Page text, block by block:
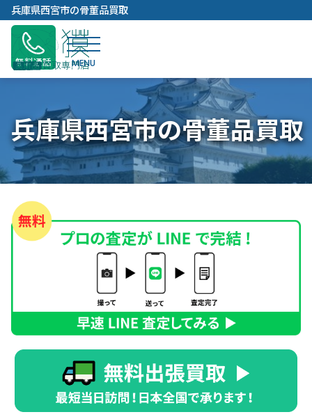
容
キ
ッ
プ
兵庫県西宮市の骨董品買取
無料通話
兵庫県西宮市の骨董品買取